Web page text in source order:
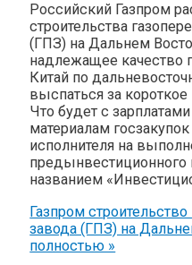
Российский Газпром
строительства
(ГПЗ) на Дальнем
надлежащее качество
Китай по
выспаться за
Что будет с
материалам
исполнителя на
предынвестиционного
названием
Газпром
завода (ГПЗ) на
полностью »